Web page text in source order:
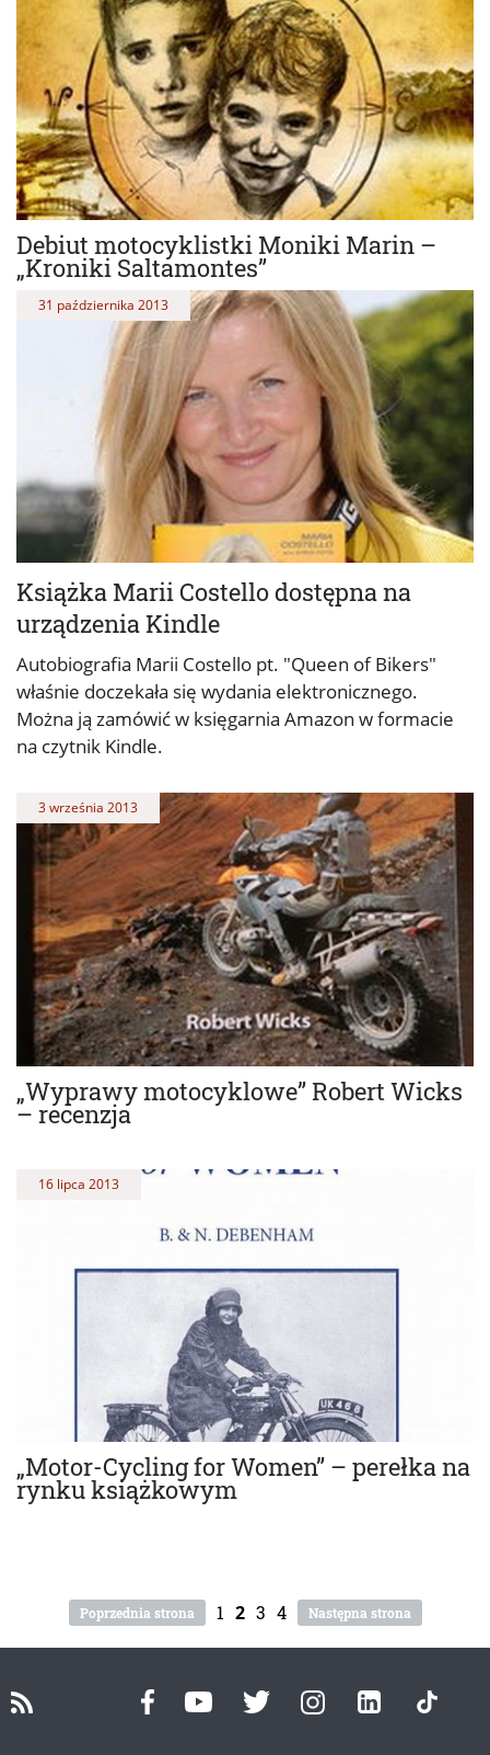
Debiut motocyklistki Moniki Marin –
„Kroniki Saltamontes”
Książka Marii Costello dostępna na
urządzenia Kindle
31 października 2013
Autobiografia Marii Costello pt. "Queen of Bikers"
właśnie doczekała się wydania elektronicznego.
Można ją zamówić w księgarnia Amazon w formacie
na czytnik Kindle.
„Wyprawy motocyklowe” Robert Wicks
– recenzja
3 września 2013
„Motor-Cycling for Women” – perełka na
rynku książkowym
16 lipca 2013
Poprzednia strona 1 2 3 4 Następna strona